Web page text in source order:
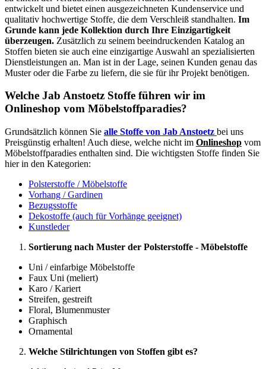
entwickelt und bietet einen ausgezeichneten Kundenservice und
qualitativ hochwertige Stoffe, die dem Verschleiß standhalten. Im
Grunde kann jede Kollektion durch Ihre Einzigartigkeit
überzeugen. Zusätzlich zu seinem beeindruckenden Katalog an
Stoffen bieten sie auch eine einzigartige Auswahl an spezialisierten
Dienstleistungen an. Man ist in der Lage, seinen Kunden genau das
Muster oder die Farbe zu liefern, die sie für ihr Projekt benötigen.
Welche Jab Anstoetz Stoffe führen wir im
Onlineshop vom Möbelstoffparadies?
Grundsätzlich können Sie alle Stoffe von Jab Anstoetz bei uns
Preisgünstig erhalten! Auch diese, welche nicht im Onlineshop vom
Möbelstoffparadies enthalten sind. Die wichtigsten Stoffe finden Sie
hier in den Kategorien:
Polsterstoffe / Möbelstoffe
Vorhang / Gardinen
Bezugsstoffe
Dekostoffe (auch für Vorhänge geeignet)
Kunstleder
Sortierung nach Muster der Polsterstoffe - Möbelstoffe
Uni / einfarbige Möbelstoffe
Faux Uni (meliert)
Karo / Kariert
Streifen, gestreift
Floral, Blumenmuster
Graphisch
Ornamental
Welche Stilrichtungen von Stoffen gibt es?